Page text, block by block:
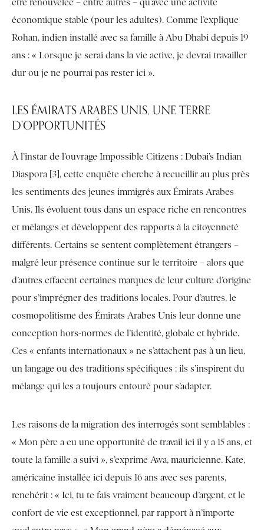
être renouvelée – entre autres – qu’avec une activité
économique stable (pour les adultes). Comme l’explique
Rohan, indien installé avec sa famille à Abu Dhabi depuis 19
ans : « Lorsque je serai dans la vie active, je devrai travailler
dur ou je ne pourrai pas rester ici ».
LES ÉMIRATS ARABES UNIS, UNE TERRE
D’OPPORTUNITÉS
À l’instar de l’ouvrage Impossible Citizens : Dubai’s Indian
Diaspora [3], cette enquête cherche à recueillir au plus près
les sentiments des jeunes immigrés aux Émirats Arabes
Unis. Ils évoluent tous dans un espace riche en rencontres
et mélanges et développent des rapports à la citoyenneté
différents. Certains se sentent complètement étrangers –
malgré leur présence continue sur le territoire – alors que
d’autres effacent certaines marques de leur culture d’origine
pour s’imprégner des traditions locales. Pour d’autres, le
cosmopolitisme des Émirats Arabes Unis leur donne une
conception hors-normes de l’identité, globale et hybride.
Ces « enfants internationaux » ne s’attachent pas à un lieu,
un langage ou des traditions spécifiques : ils s’inspirent du
mélange qui les a toujours entouré pour s’adapter.
Les raisons de la migration des interrogés sont semblables :
« Mon père a eu une opportunité de travail ici il y a 15 ans, et
toute la famille a suivi », s’exprime Awa, mauricienne. Kate,
américaine installée ici depuis 16 ans avec ses parents,
renchérit : « Ici, tu te fais vraiment beaucoup d’argent, et le
confort de vie est exceptionnel, par rapport à n’importe